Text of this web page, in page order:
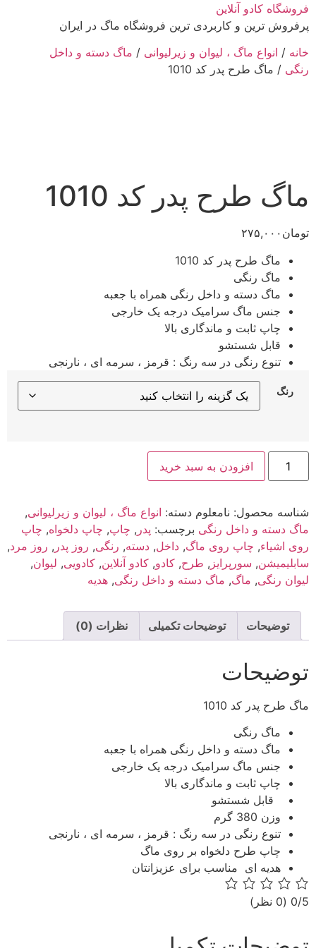
پرش
به
فروشگاه کادو آنلاین
پرفروش ترین و کاربردی ترین فروشگاه ماگ در ایران
خانه / انواع ماگ ، لیوان و زیرلیوانی / ماگ دسته و داخل
رنگی / ماگ طرح پدر کد 1010
ماگ طرح پدر کد 1010
تومان ۲۷۵,۰۰۰
ماگ طرح پدر کد 1010
ماگ رنگی
ماگ دسته و داخل رنگی همراه با جعبه
جنس ماگ سرامیک درجه یک خارجی
چاپ ثابت و ماندگاری بالا
قابل شستشو
تنوع رنگی در سه رنگ : قرمز ، سرمه ای ، نارنجی
رنگ
ماگ
طرح
پدر
عدد
افزودن به سبد خرید
شناسه محصول: نامعلوم دسته: انواع ماگ ، لیوان و زیرلیوانی,
ماگ دسته و داخل رنگی برچسب: پدر , چاپ, چاپ دلخواه, چاپ
روی اشیاء, چاپ روی ماگ, داخل, دسته, رنگی, روز پدر , روز مرد,
سابلیمیشن, سورپرایز , طرح, کادو, کادو آنلاین, کادویی, لیوان,
لیوان رنگی, ماگ, ماگ دسته و داخل رنگی, هدیه
توضیحات توضیحات تکمیلی نظرات (0)
توضیحات
ماگ طرح پدر کد 1010
ماگ رنگی
ماگ دسته و داخل رنگی همراه با جعبه
جنس ماگ سرامیک درجه یک خارجی
چاپ ثابت و ماندگاری بالا
قابل شستشو
وزن 380 گرم
تنوع رنگی در سه رنگ : قرمز ، سرمه ای ، نارنجی
چاپ طرح دلخواه بر روی ماگ
هدیه ای مناسب برای عزیزانتان
‫0/5 ‫(0 نظر)